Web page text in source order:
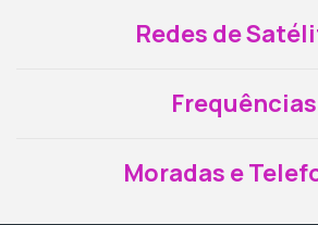
Redes de
Frequências
Moradas e